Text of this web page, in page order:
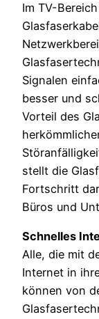
Im TV-
Signalen
besser und
Vorteil des
stellt die
Fortschritt
Büros und
Schnelles
Alle, die mit
Internet in
können von